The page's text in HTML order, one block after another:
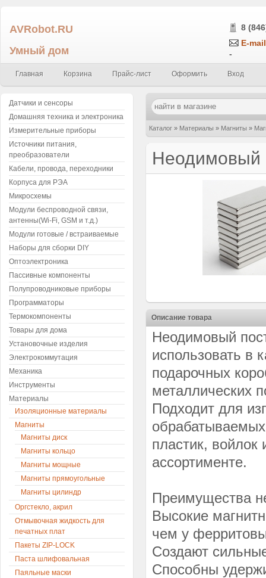
AVRobot.RU
Умный дом
8
E-
-
Главная Корзина Прайс-лист Оформить Вход
Каталог » Материалы » Магниты »
Неодимовый
Описание товара
Неодимовый
использовать в
подарочных
металлических
Подходит для
пластик,
ассортименте.
Преимущества
Высокие
чем у
Создают
Способны
Датчики и сенсоры
Домашняя техника и электроника
Измерительные приборы
Источники питания,
преобразователи
Кабели, провода, переходники
Корпуса для РЭА
Микросхемы
Модули беспроводной связи,
антенны(Wi-Fi, GSM и т.д.)
Модули готовые / встраиваемые
Наборы для сборки DIY
Оптоэлектроника
Пассивные компоненты
Полупроводниковые приборы
Программаторы
Термокомпоненты
Товары для дома
Установочные изделия
Электрокоммутация
Механика
Инструменты
Материалы
Изоляционные материалы
Магниты
Магниты диск
Магниты кольцо
Магниты мощные
Магниты прямоугольные
Магниты цилиндр
Оргстекло, акрил
Отмывочная жидкость для
печатных плат
Пакеты ZIP-LOCK
Паста шлифовальная
Паяльные маски